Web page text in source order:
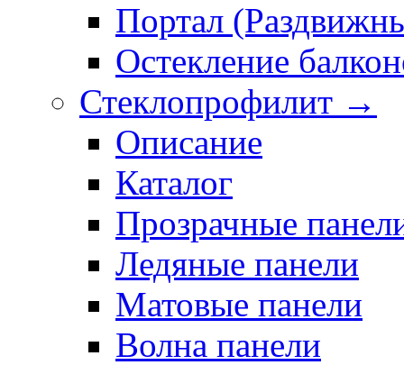
Портал
Остекление
Стеклопрофилит →
Описание
Каталог
Прозрачные
Ледяные панели
Матовые панели
Волна панели